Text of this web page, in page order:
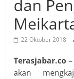
dan
22 Oktober 2018
Terasjabar.co
akan